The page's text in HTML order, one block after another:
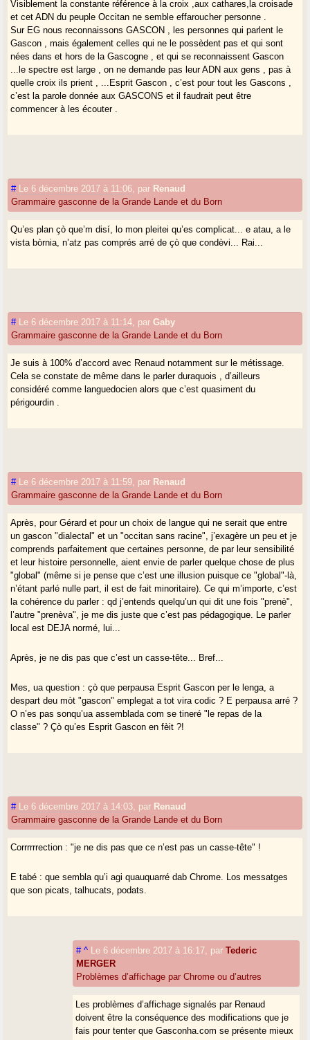
parlait de l’occitan comme de la « langue de la tolérance » et même si
c’est une considération à posteriori, je vois parfaitement ce qu’il voulait
dire. Il n’y a pas plus métissé que la langue (franchement, je ne sais
plus comment l’appeler) : influences au nord, au sud, à l’est, à l’ouest.
Et le village au dessus, idem. C’est aussi sans fin. Ouai,
omnicentrique.
Voilà ma pensée un peu labyrinthique...
Visiblement la constante référence à la croix ,aux cathares,la croisade
et cet ADN du peuple Occitan ne semble effaroucher personne .
Sur EG nous reconnaissons GASCON , les personnes qui parlent le
Gascon , mais également celles qui ne le possèdent pas et qui sont
nées dans et hors de la Gascogne , et qui se reconnaissent Gascon
...le spectre est large , on ne demande pas leur ADN aux gens , pas à
quelle croix ils prient , ...Esprit Gascon , c’est pour tout les Gascons ,
c’est la parole donnée aux GASCONS et il faudrait peut être
commencer à les écouter .
# Le 6 décembre 2017 à 11:06 par Renaud
Grammaire gasconne de la Grande Lande et du Born
Qu’es plan çò que’m disí, lo mon pleitei qu’es complicat... e atau, a le
vista bòrnia, n’atz pas comprés arré de çò que condèvi... Rai...
# Le 6 décembre 2017 à 11:14 parGaby
Grammaire gasconne de la Grande Lande et du Born
Je suis à 100% d’accord avec Renaud notamment sur le métissage.
Cela se constate de même dans le parler duraquois , d’ailleurs
considéré comme languedocien alors que c’est quasiment du
périgourdin .
# Le 6 décembre 2017 à 11:59 par Renaud
Grammaire gasconne de la Grande Lande et du Born
Après, pour Gérard et pour un choix de langue qui ne serait que entre
un gascon "dialectal" et un "occitan sans racine", j’exagère un peu et je
comprends parfaitement que certaines personne, de par leur sensibilité
et leur histoire personnelle, aient envie de parler quelque chose de plus
"global" (même si je pense que c’est une illusion puisque ce "global"-là,
n’étant parlé nulle part, il est de fait minoritaire). Ce qui m’importe, c’est
la cohérence du parler : qd j’entends quelqu’un qui dit une fois "prenè",
l’autre "prenèva", je me dis juste que c’est pas pédagogique. Le parler
local est DEJA normé, lui...
Après, je ne dis pas que c’est un casse-tête... Bref...
Mes, ua question : çò que perpausa Esprit Gascon per le lenga, a
despart deu mòt "gascon" emplegat a tot vira codic ? E perpausa arré ?
O n’es pas sonqu’ua assemblada com se tineré "le repas de la
classe" ? Çò qu’es Esprit Gascon en fèit ?!
# Le 6 décembre 2017 à 14:03 par Renaud
Grammaire gasconne de la Grande Lande et du Born
Corrrrrrection : "je ne dis pas que ce n’est pas un casse-tête" !
E tabé : que sembla qu’i agi quauquarré dab Chrome. Los messatges
que son picats, talhucats, podats.
# ^ Le 6 décembre 2017 à 16:17 parTederic
MERGER
Problèmes d’affichage par Chrome ou d’autres
Les problèmes d’affichage signalés par Renaud
doivent être la conséquence des modifications que je
fais pour tenter que Gasconha.com se présente mieux